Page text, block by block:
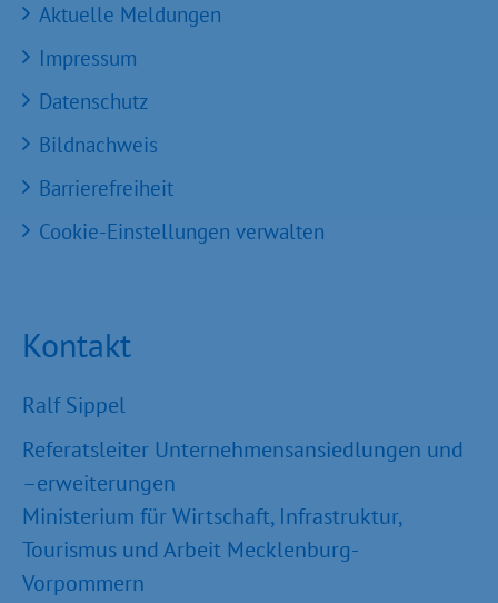
Aktuelle Meldungen
Impressum
Datenschutz
Bildnachweis
Barrierefreiheit
Cookie-Einstellungen verwalten
Kontakt
Ralf Sippel
Referatsleiter Unternehmensansiedlungen und
–erweiterungen
Ministerium für Wirtschaft, Infrastruktur,
Tourismus und Arbeit Mecklenburg-
Vorpommern